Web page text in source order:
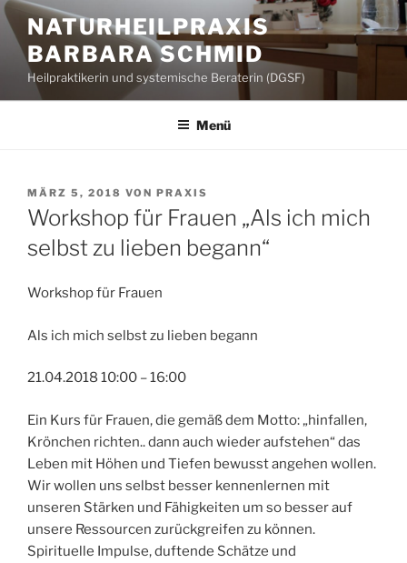
Zum
Inhalt
springen
NATURHEILPRAXIS
BARBARA SCHMID
Heilpraktikerin und systemische Beraterin (DGSF)
Menü
VERÖFFENTLICHT
AM
MÄRZ 5, 2018 VON PRAXIS
Workshop für Frauen „Als ich mich
selbst zu lieben begann“
Workshop für Frauen
Als ich mich selbst zu lieben begann
21.04.2018 10:00 – 16:00
Ein Kurs für Frauen, die gemäß dem Motto: „hinfallen,
Krönchen richten.. dann auch wieder aufstehen“ das
Leben mit Höhen und Tiefen bewusst angehen wollen.
Wir wollen uns selbst besser kennenlernen mit
unseren Stärken und Fähigkeiten um so besser auf
unsere Ressourcen zurückgreifen zu können.
Spirituelle Impulse, duftende Schätze und